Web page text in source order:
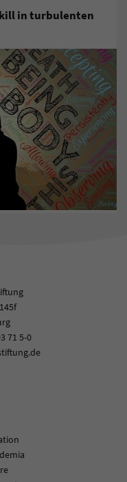
in turbulenten
71 5-0